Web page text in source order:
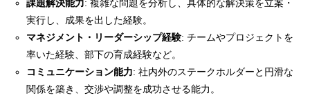
課題解決能力: 複雑な問題を分析し、具体的な解決策を立案・
実行し、成果を出した経験。
マネジメント・リーダーシップ経験: チームやプロジェクトを
率いた経験、部下の育成経験など。
コミュニケーション能力: 社内外のステークホルダーと円滑な
関係を築き、交渉や調整を成功させる能力。